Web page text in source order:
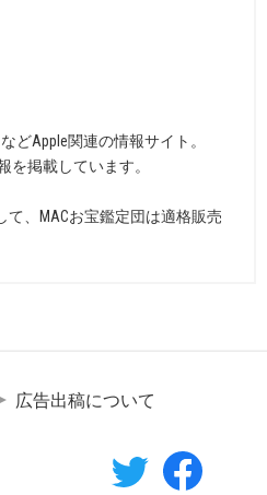
どApple関連の情報サイト。
を掲載しています。
て、MACお宝鑑定団は適格販売
広告出稿について